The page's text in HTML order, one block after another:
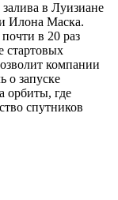
в Луизиане
Илона Маска.
в 20 раз
стартовых
компании
о запуске
орбиты, где
спутников